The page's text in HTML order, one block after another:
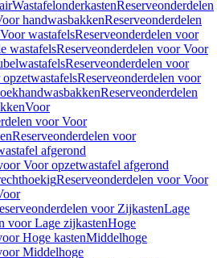
WastafelonderkastenReserveonderdelen
handwasbakkenReserveonderdelen
Voor wastafelsReserveonderdelen voor
wastafelsReserveonderdelen voor Voor
Reserveonderdelen voor
Reserveonderdelen voor
Reserveonderdelen
Voor
voor Voor
Reserveonderdelen voor
afgerond
Voor opzetwastafel afgerond
Reserveonderdelen voor Voor
voor ZijkastenLage
voor Lage zijkastenHoge
Hoge kastenMiddelhoge
Middelhoge